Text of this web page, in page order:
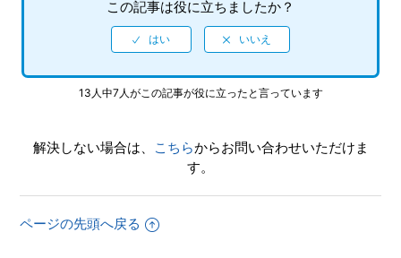
この記事は役に立ちましたか？
13人中7人がこの記事が役に立ったと言っています
解決しない場合は、 こちらからお問い合わせいただけま
す。
ページの先頭へ戻る